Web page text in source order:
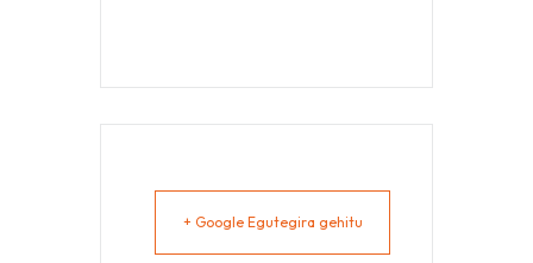
+ Google Egutegira gehitu